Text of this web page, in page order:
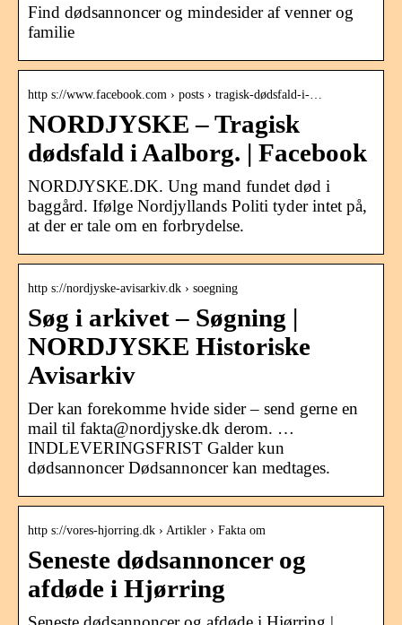
Find dødsannoncer og mindesider af venner og
familie
http s://www.facebook.com › posts › tragisk-dødsfald-i-…
NORDJYSKE – Tragisk
dødsfald i Aalborg. | Facebook
NORDJYSKE.DK. Ung mand fundet død i
baggård. Ifølge Nordjyllands Politi tyder intet på,
at der er tale om en forbrydelse.
http s://nordjyske-avisarkiv.dk › soegning
Søg i arkivet – Søgning |
NORDJYSKE Historiske
Avisarkiv
Der kan forekomme hvide sider – send gerne en
mail til fakta@nordjyske.dk derom. …
INDLEVERINGSFRIST Galder kun
dødsannoncer Dødsannoncer kan medtages.
http s://vores-hjorring.dk › Artikler › Fakta om
Seneste dødsannoncer og
afdøde i Hjørring